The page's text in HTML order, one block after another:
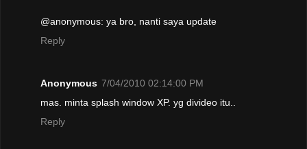
@anonymous: ya bro, nanti saya update
Reply
Anonymous 7/04/2010 02:14:00 PM
mas. minta splash window XP. yg divideo itu..
Reply